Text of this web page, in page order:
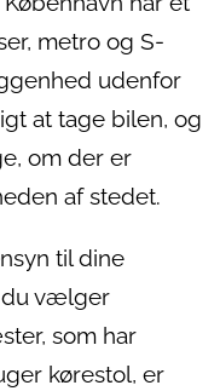
metro og S-
udenfor
at tage bilen, og
om der er
af stedet.
til dine
du vælger
som har
kørestol, er